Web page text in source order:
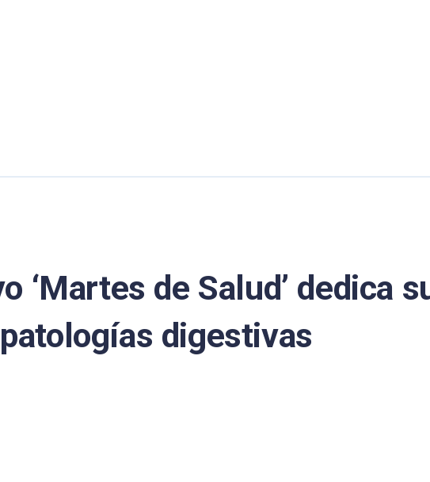
‘Martes de Salud’ dedica
digestivas